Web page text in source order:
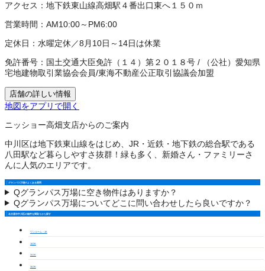
アクセス： 地下鉄東山線高畑駅４番出口東へ１５０ｍ
営業時間： AM10:00～PM6:00
定休日： 水曜定休／8月10日～14日は休業
免許番号： 国土交通大臣免許（１４）第２０１８号 /
（公社）愛知県
宅地建物取引業協会会員/東海不動産公正取引協議会加盟
店舗の詳しい情報
地図をアプリで開く
ニッショー高畑支店からのご案内
中川区は地下鉄東山線をはじめ、JR・近鉄・地下鉄の総合駅である
八田駅など暮らしやすさ抜群！緑も多く、新婚さん・ファミリーさ
んに人気のエリアです。
グランパス万場のよくある質問
Qグランパス万場に空き物件はありますか？
Qグランパス万場についてどこに問い合わせしたら良いですか？
名古屋市中川区の物件を間取りから探す
ワンルーム・1K
1LDK
2LDK
3LDK